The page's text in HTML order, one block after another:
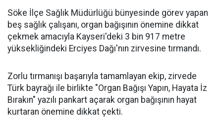
Söke İlçe Sağlık Müdürlüğü bünyesinde görev yapan
beş sağlık çalışanı, organ bağışının önemine dikkat
çekmek amacıyla Kayseri'deki 3 bin 917 metre
yüksekliğindeki Erciyes Dağı'nın zirvesine tırmandı.
Zorlu tırmanışı başarıyla tamamlayan ekip, zirvede
Türk bayrağı ile birlikte "Organ Bağışı Yapın, Hayata İz
Bırakın" yazılı pankart açarak organ bağışının hayat
kurtaran önemine dikkat çekti.